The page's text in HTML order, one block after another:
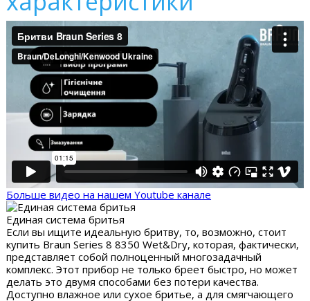
Больше видео на нашем Youtube канале
Единая система бритья
Если вы ищите идеальную бритву, то, возможно, стоит
купить Braun Series 8 8350 Wet&Dry, которая, фактически,
представляет собой полноценный многозадачный
комплекс. Этот прибор не только бреет быстро, но может
делать это двумя способами без потери качества.
Доступно влажное или сухое бритье, а для смягчающего